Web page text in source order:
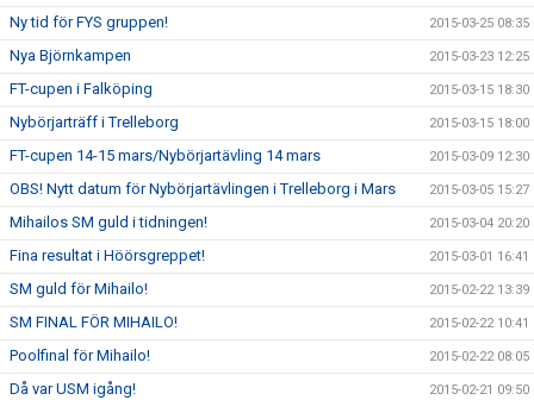
Ny tid för FYS gruppen! 2015-03-25 08:35
Nya Björnkampen 2015-03-23 12:25
FT-cupen i Falköping 2015-03-15 18:30
Nybörjarträff i Trelleborg 2015-03-15 18:00
FT-cupen 14-15 mars/Nybörjartävling 14 mars 2015-03-09 12:30
OBS! Nytt datum för Nybörjartävlingen i Trelleborg i Mars 2015-03-05 15:27
Mihailos SM guld i tidningen! 2015-03-04 20:20
Fina resultat i Höörsgreppet! 2015-03-01 16:41
SM guld för Mihailo! 2015-02-22 13:39
SM FINAL FÖR MIHAILO! 2015-02-22 10:41
Poolfinal för Mihailo! 2015-02-22 08:05
Då var USM igång! 2015-02-21 09:50